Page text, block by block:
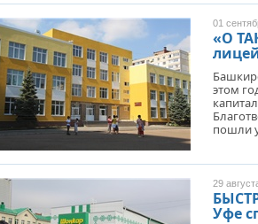
МЕМОРИАЛ СОБРАЛ СОСЛУЖИВЦЕВ.
ОТМЕТИЛА 101-Ю ГОДОВЩИНУ
ОБРАЗОВАНИЯ ПОГРАНИЧНЫХ ВОЙСК
РОССИИ
01
«О
этом
пошли
29
Уфе